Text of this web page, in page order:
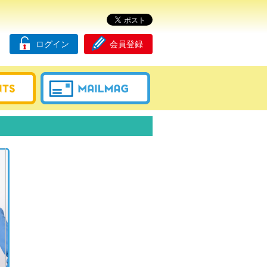
会員登録
ログイン